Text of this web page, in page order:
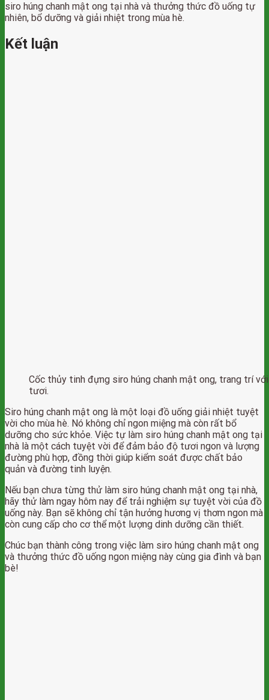
siro húng chanh mật ong tại nhà và thưởng thức đồ uống tự
nhiên, bổ dưỡng và giải nhiệt trong mùa hè.
Kết luận
Cốc thủy tinh đựng siro húng chanh mật ong, trang trí với
tươi.
Siro húng chanh mật ong là một loại đồ uống giải nhiệt tuyệt
vời cho mùa hè. Nó không chỉ ngon miệng mà còn rất bổ
dưỡng cho sức khỏe. Việc tự làm siro húng chanh mật ong tại
nhà là một cách tuyệt vời để đảm bảo độ tươi ngon và lượng
đường phù hợp, đồng thời giúp kiểm soát được chất bảo
quản và đường tinh luyện.
Nếu bạn chưa từng thử làm siro húng chanh mật ong tại nhà,
hãy thử làm ngay hôm nay để trải nghiệm sự tuyệt vời của đồ
uống này. Bạn sẽ không chỉ tận hưởng hương vị thơm ngon mà
còn cung cấp cho cơ thể một lượng dinh dưỡng cần thiết.
Chúc bạn thành công trong việc làm siro húng chanh mật ong
và thưởng thức đồ uống ngon miệng này cùng gia đình và bạn
bè!